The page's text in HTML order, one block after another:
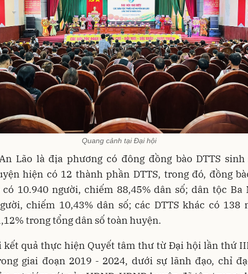
Quang cảnh tại Đại hội
Lão là địa phương có đông đồng bào DTTS sinh
hiện có 12 thành phần DTTS, trong đó, đồng
10.940 người, chiếm 88,45% dân số; dân tộc Ba
chiếm 10,43% dân số; các DTTS khác có 138
trong tổng dân số toàn huyện.
kết quả thực hiện Quyết tâm thư từ Đại hội lần thứ
giai đoạn 2019 - 2024, dưới sự lãnh đạo, chỉ